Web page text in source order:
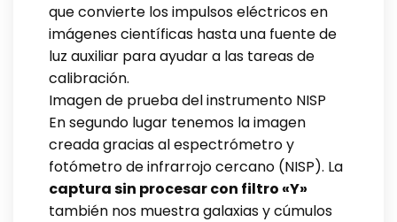
que convierte los impulsos eléctricos en
imágenes científicas hasta una fuente de
luz auxiliar para ayudar a las tareas de
calibración.
Imagen de prueba del instrumento NISP
En segundo lugar tenemos la imagen
creada gracias al espectrómetro y
fotómetro de infrarrojo cercano (NISP). La
captura sin procesar con filtro «Y»
también nos muestra galaxias y cúmulos